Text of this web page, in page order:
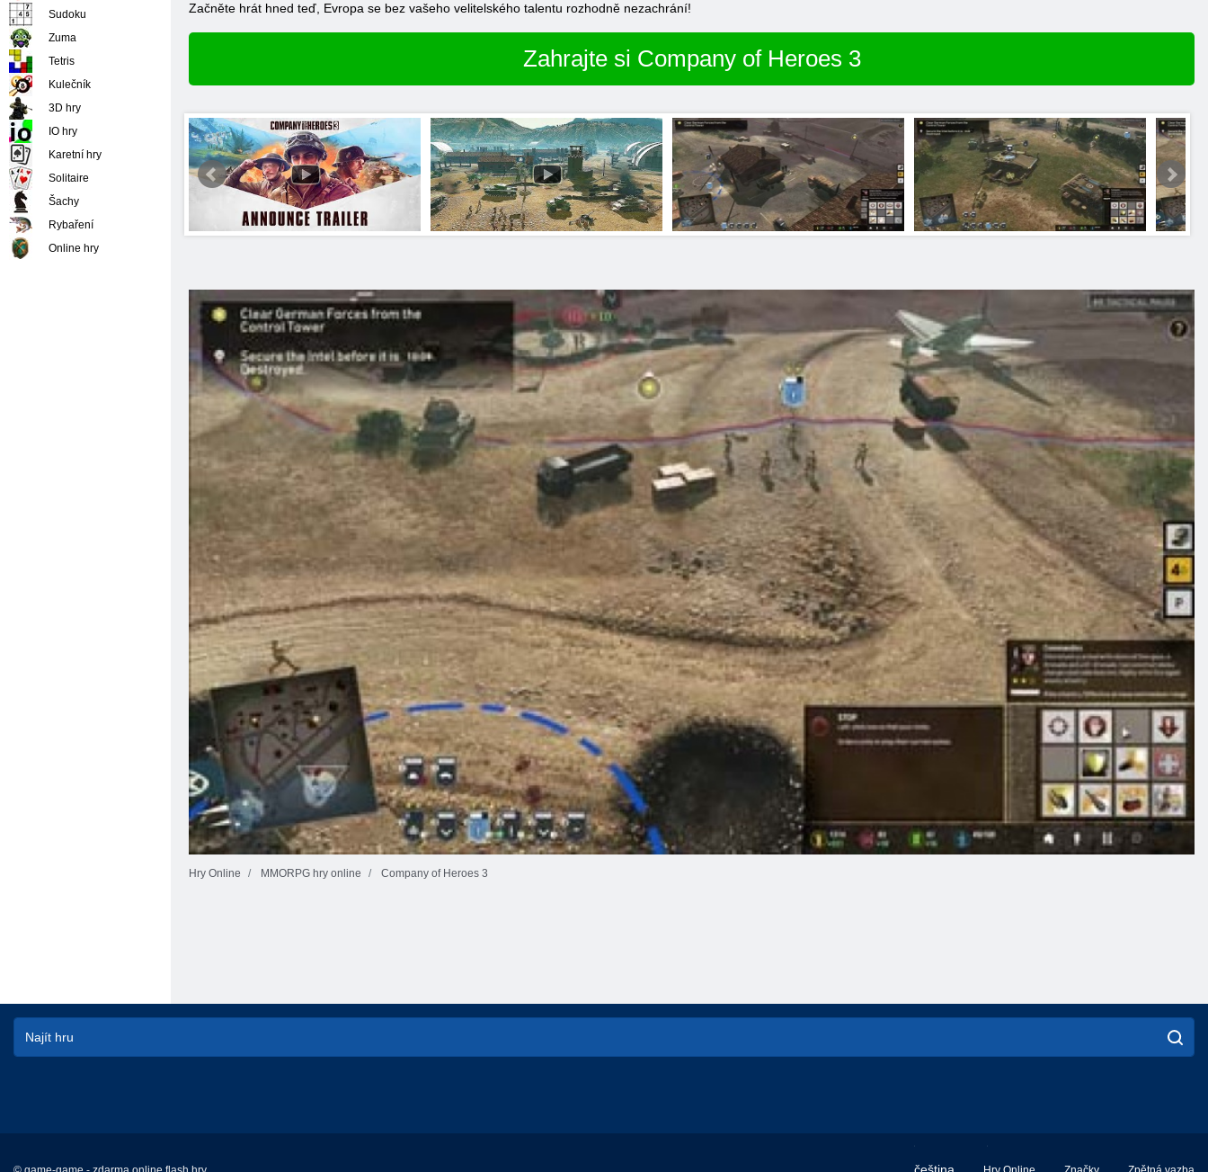
Začněte hrát hned teď, Evropa se bez vašeho velitelského talentu rozhodně nezachrání!
Zahrajte si Company of Heroes 3
Hry Online MMORPG hry online Company of Heroes 3
Sudoku
Zuma
Tetris
Kulečník
3D hry
IO hry
Karetní hry
Solitaire
Šachy
Rybaření
Online hry
English